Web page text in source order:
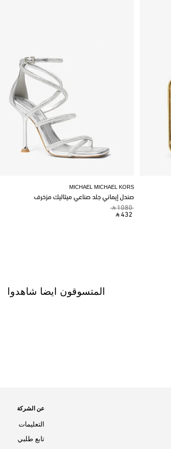
MICHAEL MICHAEL KORS
صندل إيماني جلد صناعي ميتاليك مزخرف
‎ ⃁ 1080 ‎
‎ ⃁ 432 ‎
المتسوقون ايضا شاهدوا
عن الشركة
التعليمات
تابع طلبي